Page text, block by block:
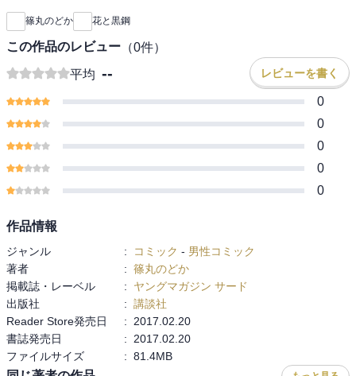
篠丸のどか 花と黒鋼
この作品のレビュー （0件）
平均 -- レビューを書く
0
0
0
0
0
作品情報
ジャンル : コミック - 男性コミック
著者
: 篠丸のどか
掲載誌・レーベル
:
ヤングマガジン サード
出版社
: 講談社
Reader Store発売日
:
2017.02.20
書誌発売日
:
2017.02.20
ファイルサイズ
: 81.4MB